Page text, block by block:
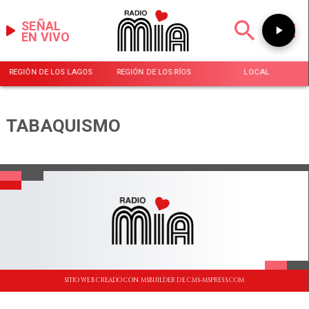
EN VIVO
SEÑAL
REGIÓN DE LOS LAGOS REGIÓN DE LOS RÍOS LOCAL
TABAQUISMO
SITIO WEB CREADO CON MSBUILDER DE CMS-MSPRESS.COM